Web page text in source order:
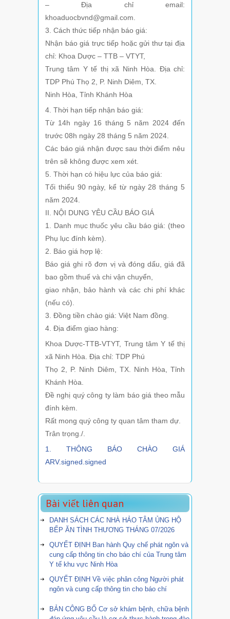
– Địa chỉ email:
khoaduocbvnd@gmail.com.
3. Cách thức tiếp nhận báo giá:
Nhận báo giá trực tiếp hoặc gửi thư tại địa
chỉ: Khoa Dược – TTB – VTYT,
Trung tâm Y tế thị xã Ninh Hòa. Địa chỉ:
TDP Phú Thọ 2, P. Ninh Diêm, TX.
Ninh Hòa, Tỉnh Khánh Hòa
4. Thời hạn tiếp nhận báo giá:
Từ 14h ngày 16 tháng 5 năm 2024 đến
trước 08h ngày 28 tháng 5 năm 2024.
Các báo giá nhận được sau thời điểm nêu
trên sẽ không được xem xét.
5. Thời hạn có hiệu lực của báo giá:
Tối thiểu 90 ngày, kể từ ngày 28 tháng 5
năm 2024.
II. NỘI DUNG YÊU CẦU BÁO GIÁ
1. Danh mục thuốc yêu cầu báo giá: (theo
Phụ lục đính kèm).
2. Báo giá hợp lệ:
Báo giá ghi rõ đơn vị và đóng dấu, giá đã
bao gồm thuế và chi vận chuyển,
giao nhận, bảo hành và các chi phí khác
(nếu có).
3. Đồng tiền chào giá: Việt Nam đồng.
4. Địa điểm giao hàng:
Khoa Dược-TTB-VTYT, Trung tâm Y tế thị
xã Ninh Hòa. Địa chỉ: TDP Phú
Thọ 2, P. Ninh Diêm, TX. Ninh Hòa, Tỉnh
Khánh Hòa.
Đề nghị quý công ty làm báo giá theo mẫu
đính kèm.
Rất mong quý công ty quan tâm tham dự.
Trân trọng./.
1. THÔNG BÁO CHÀO GIÁ
ARV.signed.signed
Bài viết liên quan
DANH SÁCH CÁC NHÀ HẢO TÂM ỦNG HỘ
BẾP ĂN TÌNH THƯƠNG THÁNG 07/2026
QUYẾT ĐỊNH Ban hành Quy chế phát ngôn và
cung cấp thông tin cho báo chí của Trung tâm
Y tế khu vực Ninh Hòa
QUYẾT ĐỊNH Về việc phân công Người phát
ngôn và cung cấp thông tin cho báo chí
BẢN CÔNG BỐ Cơ sở khám bệnh, chữa bệnh